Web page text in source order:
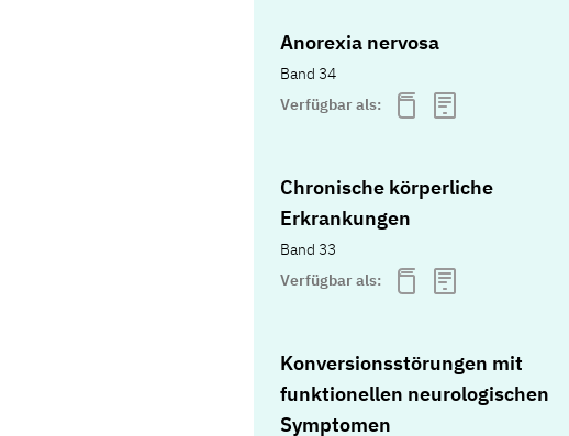
Anorexia nervosa
Band 34
Verfügbar als:
Chronische körperliche
Erkrankungen
Band 33
Verfügbar als:
Konversionsstörungen mit
funktionellen neurologischen
Symptomen